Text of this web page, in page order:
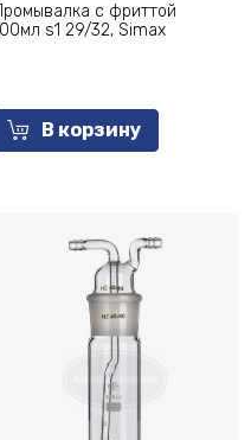
с фриттой
s1 29/32, Simax
В корзину